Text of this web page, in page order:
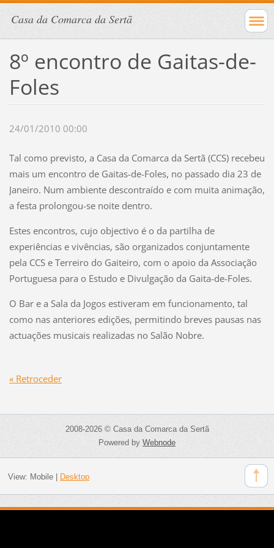
Casa da Comarca da Sertã
8º encontro de Gaitas-de-
Foles
24/01/2010 00:00
Tal como previsto, a Casa da Comarca da Sertã (CCS) recebeu
mais um encontro de Gaitas-de-Foles, no passado dia 23 de
Janeiro. Num ambiente descontraído e com muita animação,
a festa prolongou-se noite dentro.
Estes encontros, cujo objectivo é o da partilha de
experiências e vivências, são organizados conjuntamente
pela CCS e Terreiro do Gaiteiro, com o apoio da Associação
Portuguesa para o Estudo e Divulgação da Gaita-de-Foles.
O Bar e a Sala da Jogos estiveram em funcionamento, tal
como nas anteriores edições, permitindo breves pausas nas
actuações musicais realizadas no Salão Nobre.
« Retroceder
2008-2026 © Casa da Comarca da Sertã
Powered byWebnode
View: Mobile| Desktop